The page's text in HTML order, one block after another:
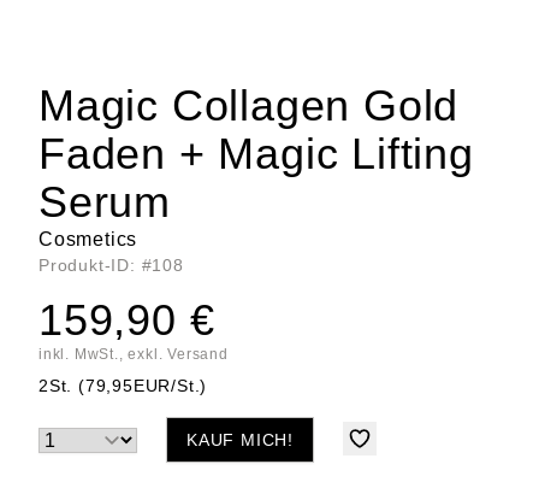
Magic Collagen Gold
Faden + Magic Lifting
Serum
Cosmetics
Produkt-ID: #108
159,90 €
inkl. MwSt., exkl. Versand
2St. (79,95EUR/St.)
KAUF MICH!